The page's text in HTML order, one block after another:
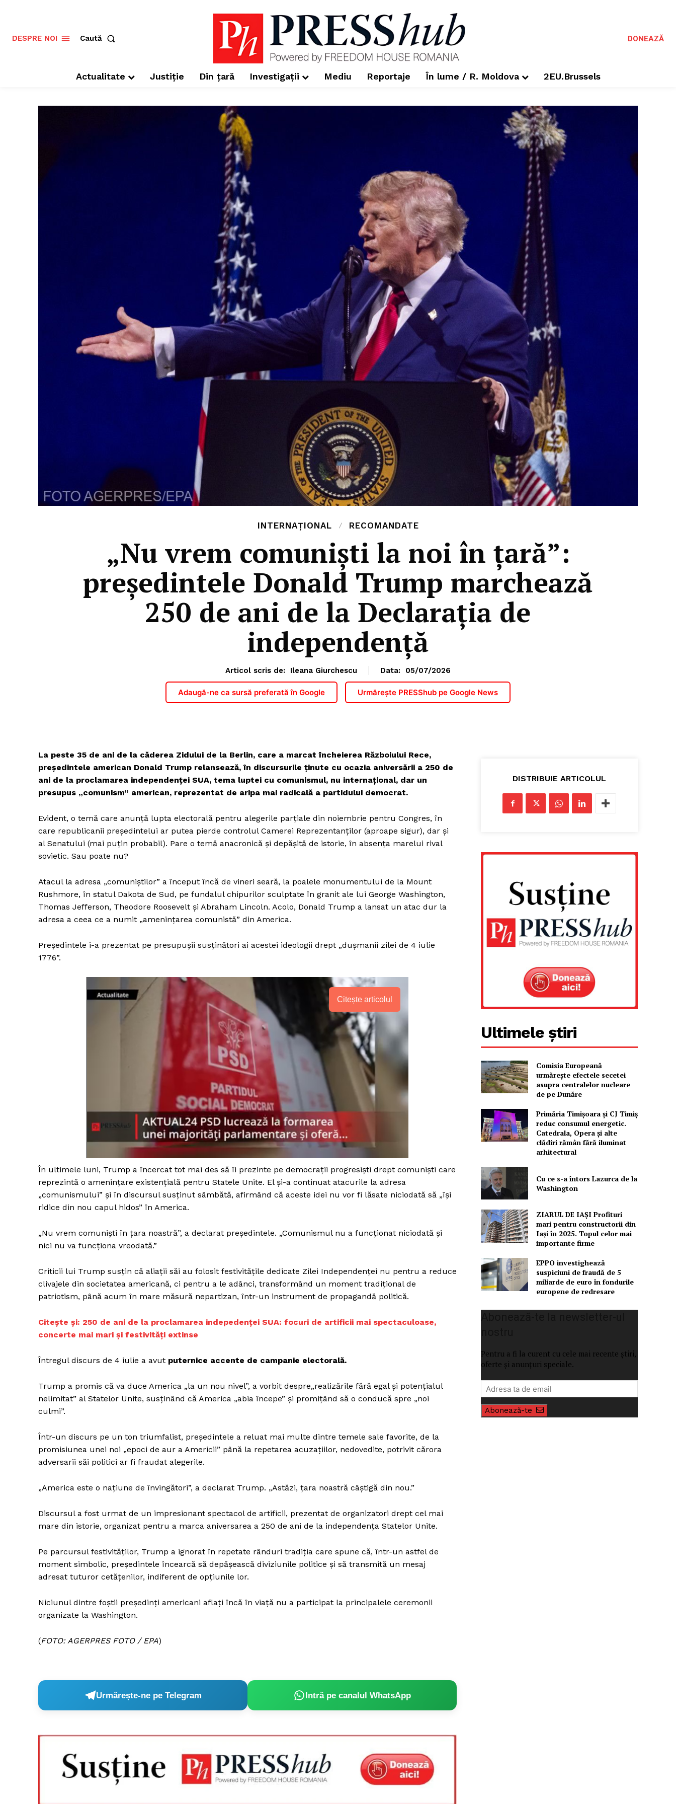
Un proiect
FREEDOM HOUSE
ROMÂNIA
PRESShub
Despre noi / Echipa
Proiecte editoriale
Rețea
DESPRE NOI Caută DONEAZĂ
Actualitate Justiție Din țară Investigații Mediu Reportaje În lume / R. Moldova 2EU.Brussels
INTERNAȚIONAL RECOMANDATE
„Nu vrem comuniști la noi în țară”:
președintele Donald Trump marchează
250 de ani de la Declarația de
independență
Articol scris de: Ileana Giurchescu Data: 05/07/2026
Adaugă-ne ca sursă preferată în Google Urmărește PRESShub pe Google News
La peste 35 de ani de la căderea Zidului de la Berlin, care a marcat încheierea Războiului Rece,
președintele american Donald Trump relansează, în discursurile ținute cu ocazia aniversării a 250 de
ani de la proclamarea independenței SUA, tema luptei cu comunismul, nu internațional, dar un
presupus „comunism” american, reprezentat de aripa mai radicală a partidului democrat.
Evident, o temă care anunță lupta electorală pentru alegerile parțiale din noiembrie pentru Congres, în
care republicanii președintelui ar putea pierde controlul Camerei Reprezentanților (aproape sigur), dar și
al Senatului (mai puțin probabil). Pare o temă anacronică și depășită de istorie, în absența marelui rival
sovietic. Sau poate nu?
Atacul la adresa „comuniștilor” a început încă de vineri seară, la poalele monumentului de la Mount
Rushmore, în statul Dakota de Sud, pe fundalul chipurilor sculptate în granit ale lui George Washington,
Thomas Jefferson, Theodore Roosevelt și Abraham Lincoln. Acolo, Donald Trump a lansat un atac dur la
adresa a ceea ce a numit „amenințarea comunistă” din America.
Președintele i-a prezentat pe presupușii susținători ai acestei ideologii drept „dușmanii zilei de 4 iulie
1776”.
Citește articolul
În ultimele luni, Trump a încercat tot mai des să îi prezinte pe democrații progresiști drept comuniști care
reprezintă o amenințare existențială pentru Statele Unite. El și-a continuat atacurile la adresa
„comunismului” și în discursul susținut sâmbătă, afirmând că aceste idei nu vor fi lăsate niciodată să „își
ridice din nou capul hidos” în America.
„Nu vrem comuniști în țara noastră”, a declarat președintele. „Comunismul nu a funcționat niciodată și
nici nu va funcționa vreodată.”
Criticii lui Trump susțin că aliații săi au folosit festivitățile dedicate Zilei Independenței nu pentru a reduce
clivajele din societatea americană, ci pentru a le adânci, transformând un moment tradițional de
patriotism, până acum în mare măsură nepartizan, într-un instrument de propagandă politică.
Citește și: 250 de ani de la proclamarea indepedenței SUA: focuri de artificii mai spectaculoase,
concerte mai mari și festivități extinse
Întregul discurs de 4 iulie a avut puternice accente de campanie electorală.
Trump a promis că va duce America „la un nou nivel”, a vorbit despre„realizările fără egal și potențialul
nelimitat” al Statelor Unite, susținând că America „abia începe” și promițând să o conducă spre „noi
culmi”.
Într-un discurs pe un ton triumfalist, președintele a reluat mai multe dintre temele sale favorite, de la
promisiunea unei noi „epoci de aur a Americii” până la repetarea acuzațiilor, nedovedite, potrivit cărora
adversarii săi politici ar fi fraudat alegerile.
„America este o națiune de învingători”, a declarat Trump. „Astăzi, țara noastră câștigă din nou.”
Discursul a fost urmat de un impresionant spectacol de artificii, prezentat de organizatori drept cel mai
mare din istorie, organizat pentru a marca aniversarea a 250 de ani de la independența Statelor Unite.
Pe parcursul festivităților, Trump a ignorat în repetate rânduri tradiția care spune că, într-un astfel de
moment simbolic, președintele încearcă să depășească diviziunile politice și să transmită un mesaj
adresat tuturor cetățenilor, indiferent de opțiunile lor.
Niciunul dintre foștii președinți americani aflați încă în viață nu a participat la principalele ceremonii
organizate la Washington.
(FOTO: AGERPRES FOTO / EPA)
Urmărește-ne pe Telegram Intră pe canalul WhatsApp
DISTRIBUIE ARTICOLUL
Ultimele știri
Comisia Europeană
urmărește efectele secetei
asupra centralelor nucleare
de pe Dunăre
Primăria Timișoara şi CJ Timiș
reduc consumul energetic.
Catedrala, Opera şi alte
clădiri rămân fără iluminat
arhitectural
Cu ce s-a întors Lazurca de la
Washington
ZIARUL DE IAȘI Profituri
mari pentru constructorii din
Iași în 2025. Topul celor mai
importante firme
EPPO investighează
suspiciuni de fraudă de 5
miliarde de euro în fondurile
europene de redresare
Pentru a fi la curent cu cele mai recente știri,
oferte și anunțuri speciale.
Abonează-te